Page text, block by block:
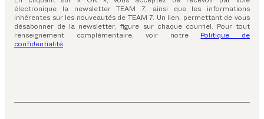
électronique la newsletter TEAM 7, ainsi que les informations
inhérentes sur les nouveautés de TEAM 7. Un lien, permettant de vous
désabonner de la newsletter, figure sur chaque courriel. Pour tout
renseignement complémentaire, voir notre Politique de
confidentialité.